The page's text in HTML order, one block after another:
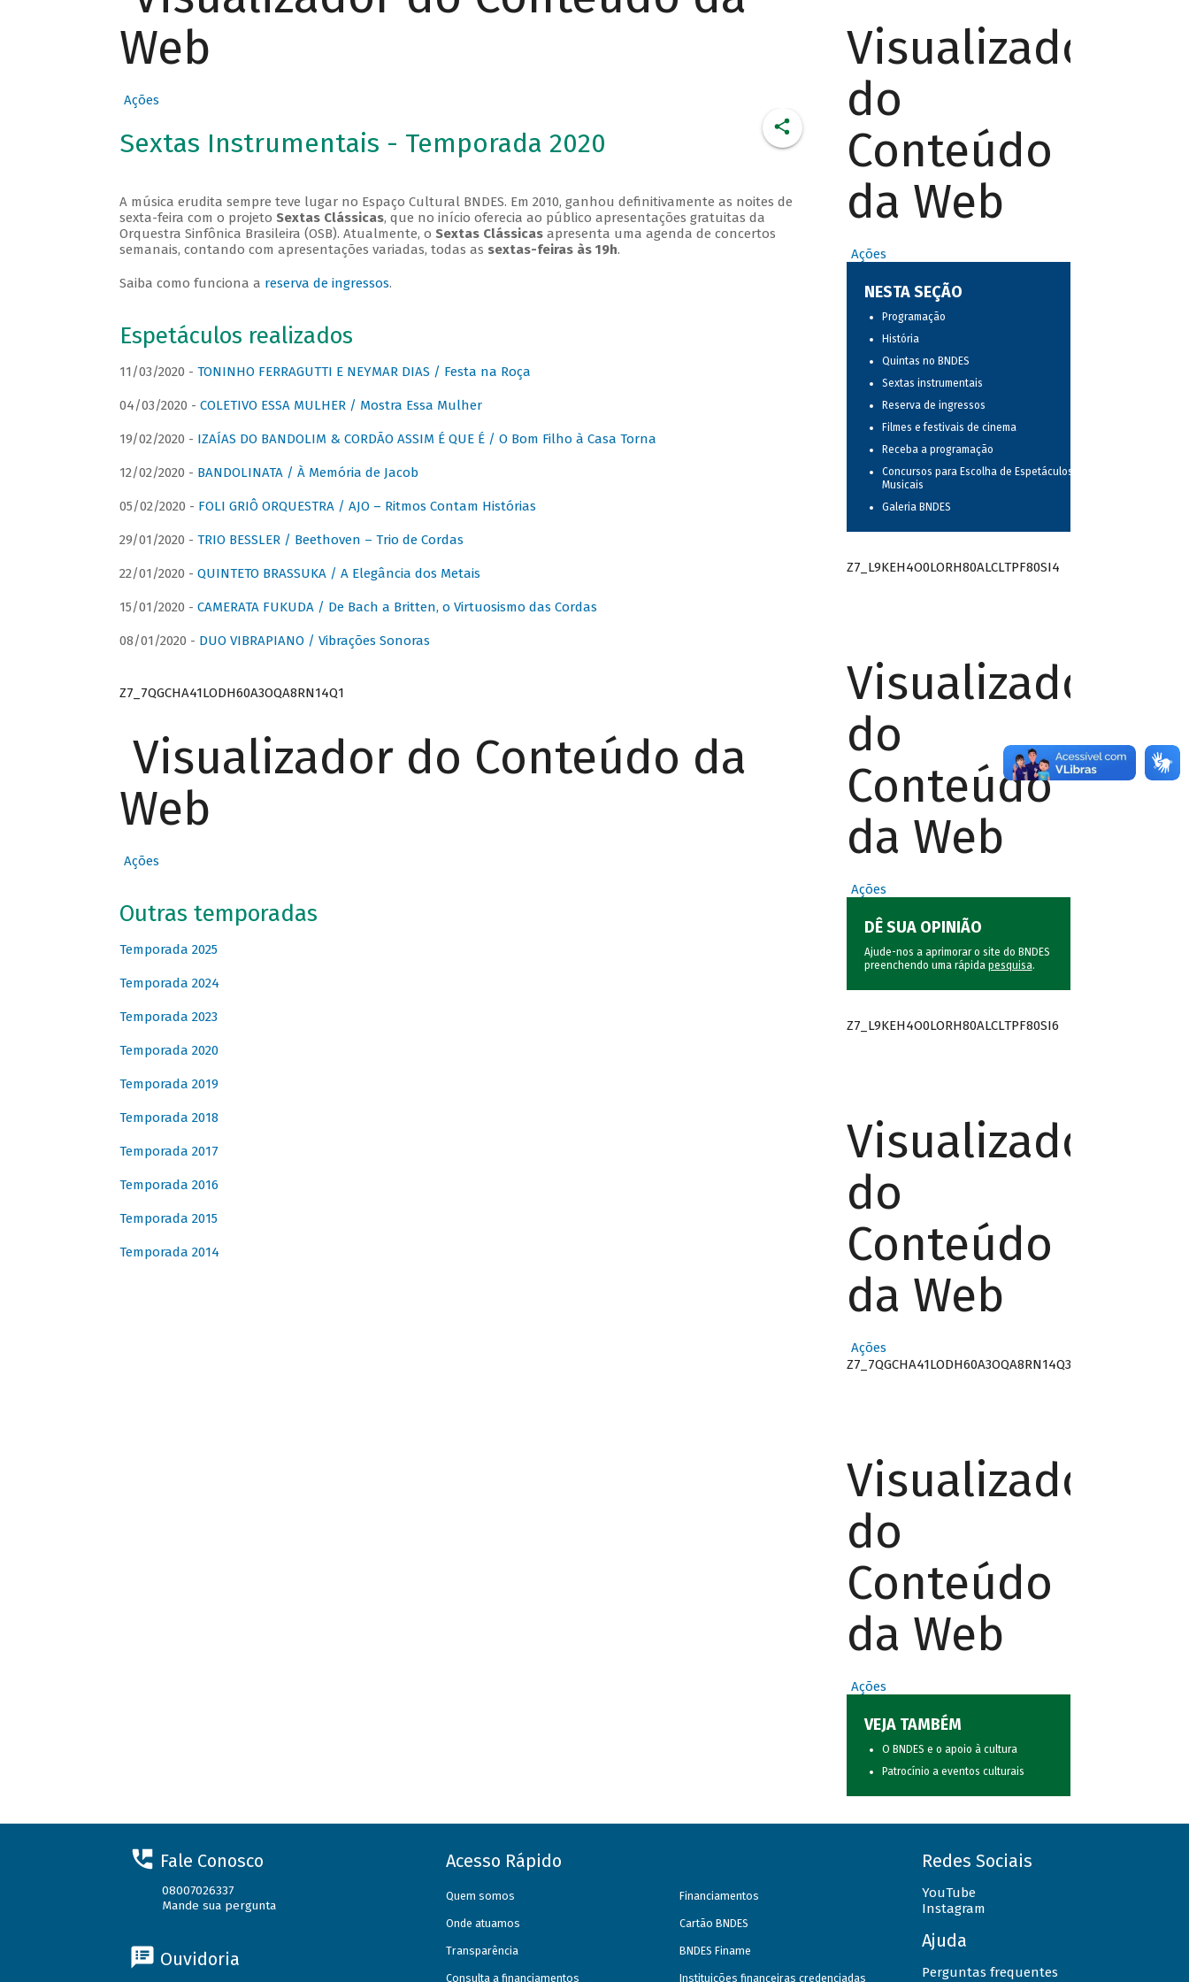
Web
Ações
Sextas Instrumentais - Temporada 2020
A música erudita sempre teve lugar no Espaço Cultural BNDES. Em 2010, ganhou definitivamente as noites de
sexta-feira com o projeto Sextas Clássicas, que no início oferecia ao público apresentações gratuitas da
Orquestra Sinfônica Brasileira (OSB). Atualmente, o Sextas Clássicasapresenta uma agenda de concertos
semanais, contando com apresentações variadas, todas as sextas-feiras às 19h.
Saiba como funciona a reserva de ingressos.
Espetáculos realizados
11/03/2020 - TONINHO FERRAGUTTI E NEYMAR DIAS / Festa na Roça
04/03/2020 - COLETIVO ESSA MULHER / Mostra Essa Mulher
19/02/2020 - IZAÍAS DO BANDOLIM & CORDÃO ASSIM É QUE É / O Bom Filho à Casa Torna
12/02/2020 - BANDOLINATA / À Memória de Jacob
05/02/2020 - FOLI GRIÔ ORQUESTRA / AJO – Ritmos Contam Histórias
29/01/2020 - TRIO BESSLER / Beethoven – Trio de Cordas
22/01/2020 - QUINTETO BRASSUKA / A Elegância dos Metais
15/01/2020 - CAMERATA FUKUDA / De Bach a Britten, o Virtuosismo das Cordas
08/01/2020 - DUO VIBRAPIANO / Vibrações Sonoras
Z7_7QGCHA41LODH60A3OQA8RN14Q1
Visualizador do Conteúdo da
Web
Ações
Outras temporadas
Temporada 2025
Temporada 2024
Temporada 2023
Temporada 2020
Temporada 2019
Temporada 2018
Temporada 2017
Temporada 2016
Temporada 2015
Temporada 2014
Visualizador
do
Conteúdo
da Web
Ações
NESTA SEÇÃO
Programação
História
Quintas no BNDES
Sextas instrumentais
Reserva de ingressos
Filmes e festivais de cinema
Receba a programação
Concursos para Escolha de Espetáculos
Musicais
Galeria BNDES
Z7_L9KEH4O0LORH80ALCLTPF80SI4
Visualizador
do
Conteúdo
da Web
Ações
DÊ SUA OPINIÃO
Ajude-nos a aprimorar o site do BNDES
preenchendo uma rápida pesquisa.
Z7_L9KEH4O0LORH80ALCLTPF80SI6
Visualizador
do
Conteúdo
da Web
Ações
Z7_7QGCHA41LODH60A3OQA8RN14Q3
Visualizador
do
Conteúdo
da Web
Ações
VEJA TAMBÉM
O BNDES e o apoio à cultura
Patrocínio a eventos culturais
Fale Conosco
08007026337
Mande sua pergunta
Ouvidoria
Acesso Rápido
Quem somos
Onde atuamos
Transparência
Consulta a financiamentos
Financiamentos
Cartão BNDES
BNDES Finame
Instituições financeiras credenciadas
Redes Sociais
YouTube
Instagram
Ajuda
Perguntas frequentes